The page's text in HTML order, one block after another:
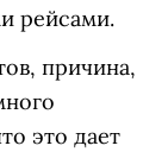
рейсами.
причина,
это дает